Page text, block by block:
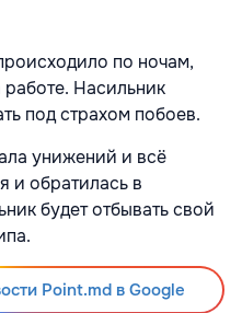
по ночам,
работе. Насильник
под страхом побоев.
унижений и всё
и обратилась в
будет отбывать свой
Point.md в Google